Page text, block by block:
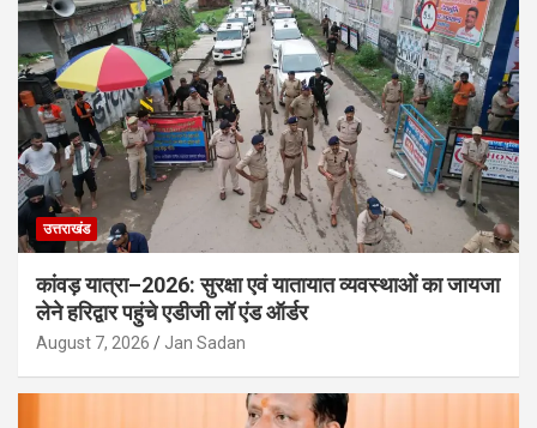
उत्तराखंड
कांवड़ यात्रा–2026: सुरक्षा एवं यातायात व्यवस्थाओं का जायजा
लेने हरिद्वार पहुंचे एडीजी लॉ एंड ऑर्डर
August 7, 2026 Jan Sadan